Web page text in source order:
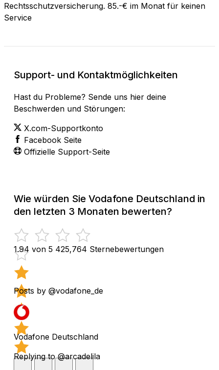
Rechtsschutzversicherung. 85.-€ im Monat für keinen
Service
Support- und Kontaktmöglichkeiten
Hast du Probleme? Sende uns hier deine
Beschwerden und Störungen:
X.com-Supportkonto
Facebook Seite
Offizielle Support-Seite
Wie würden Sie Vodafone Deutschland in
den letzten 3 Monaten bewerten?
1.94 von 5 425,764 Sternebewertungen
Posts by @vodafone_de
Vodafone Deutschland
Replying to @arcadelila